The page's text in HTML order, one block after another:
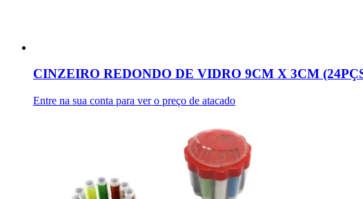
CINZEIRO REDONDO DE VIDRO 9CM X 3CM
Entre na sua conta para ver o preço de atacado